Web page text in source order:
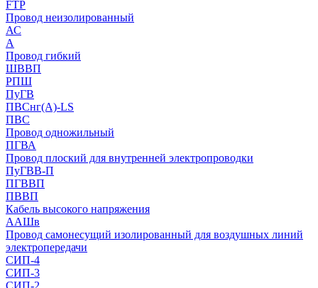
FTP
Провод неизолированный
АС
А
Провод гибкий
ШВВП
РПШ
ПуГВ
ПВСнг(А)-LS
ПВС
Провод одножильный
ПГВА
Провод плоский для внутренней электропроводки
ПуГВВ-П
ПГВВП
ПВВП
Кабель высокого напряжения
ААШв
Провод самонесущий изолированный для воздушных линий
электропередачи
СИП-4
СИП-3
СИП-2